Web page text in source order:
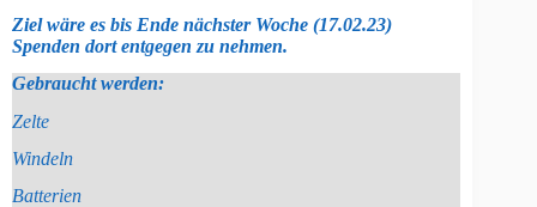
Ziel wäre es bis Ende nächster Woche (17.02.23)
Spenden dort entgegen zu nehmen.
Gebraucht werden:
Zelte
Windeln
Batterien